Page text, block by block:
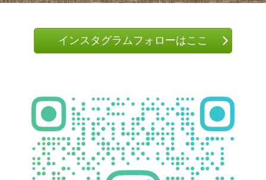
インスタグラムフォローはここ